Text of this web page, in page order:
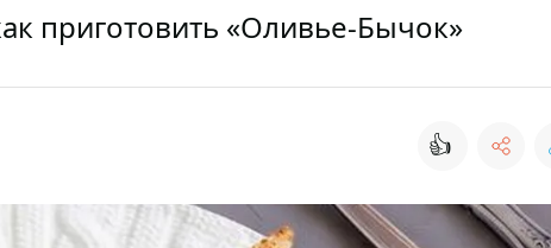
приготовить «Оливье-Бычок»
👍